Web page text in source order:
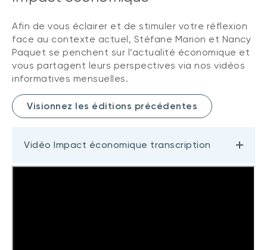
Afin de vous éclairer et de stimuler votre réflexion
face au contexte actuel, Stéfane Marion et Nancy
Paquet se penchent sur l’actualité économique et
vous partagent leurs perspectives via nos vidéos
informatives mensuelles.
Visionnez les éditions précédentes
Vidéo Impact économique transcription